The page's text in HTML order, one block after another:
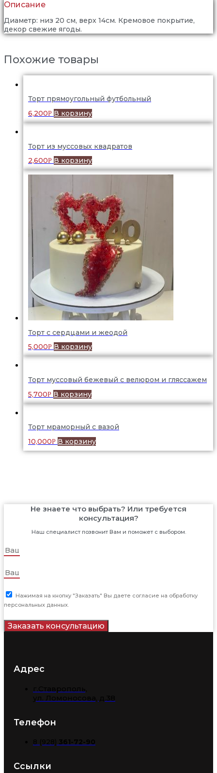
Описание
Диаметр: низ 20 см, верх 14см. Кремовое покрытие,
декор свежие ягоды.
Похожие товары
Торт прямоугольный футбольный
6,200Р В корзину
Торт из муссовых квадратов
2,600Р В корзину
Торт с сердцами и жеодой
5,000Р В корзину
Торт муссовый бежевый с велюром и гляссажем
5,700Р В корзину
Торт мраморный с вазой
10,000Р В корзину
Не знаете что выбрать? Или требуется
консультация?
Наш специалист позвонит Вам и поможет с выбором.
Нажимая на кнопку "Заказать" Вы даете согласие на обработку
персональных данных.
Заказать консультацию
Адрес
Телефон
Ссылки